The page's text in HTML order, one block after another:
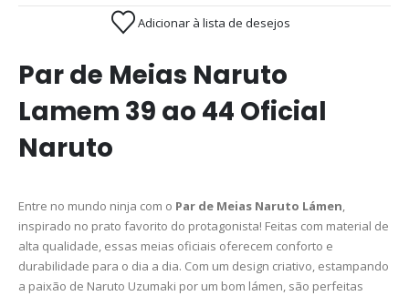
Adicionar à lista de desejos
Par de Meias Naruto
Lamem 39 ao 44 Oficial
Naruto
Entre no mundo ninja com o Par de Meias Naruto Lámen
inspirado no prato favorito do protagonista! Feitas com material de
alta qualidade, essas meias oficiais oferecem conforto e
durabilidade para o dia a dia. Com um design criativo, estampando
a paixão de Naruto Uzumaki por um bom lámen, são perfeitas